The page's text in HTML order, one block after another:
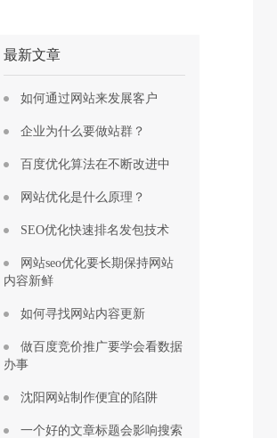
最新文章
如何通过网站来发展客户
企业为什么要做站群？
百度优化算法在不断改进中
网站优化是什么原理？
SEO优化快速排名发包技术
网站seo优化要长期保持网站
内容新鲜
如何寻找网站内容更新
做百度竞价推广要学会看数据
办事
沈阳网站制作便宜的陷阱
一个好的文章标题会影响搜索